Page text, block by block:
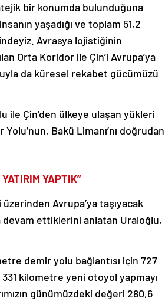
bir konumda bulunduğuna
yaşadığı ve toplam 51,2
Avrasya lojistiğinin
Orta Koridor ile Çin’i Avrupa’ya
da küresel rekabet gücümüzü
ile Çin’den ülkeye ulaşan yükleri
Bakü Limanı’nı doğrudan
YAPTIK”
Avrupa’ya taşıyacak
devam ettiklerini anlatan Uraloğlu,
demir yolu bağlantısı için 727
kilometre yeni otoyol yapmayı
günümüzdeki değeri 280,6